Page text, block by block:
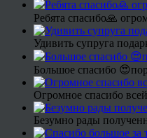
Ребята спасибо🙏
Удивить супруга
Большое спасибо
Огромное спасибо
Безумно рады